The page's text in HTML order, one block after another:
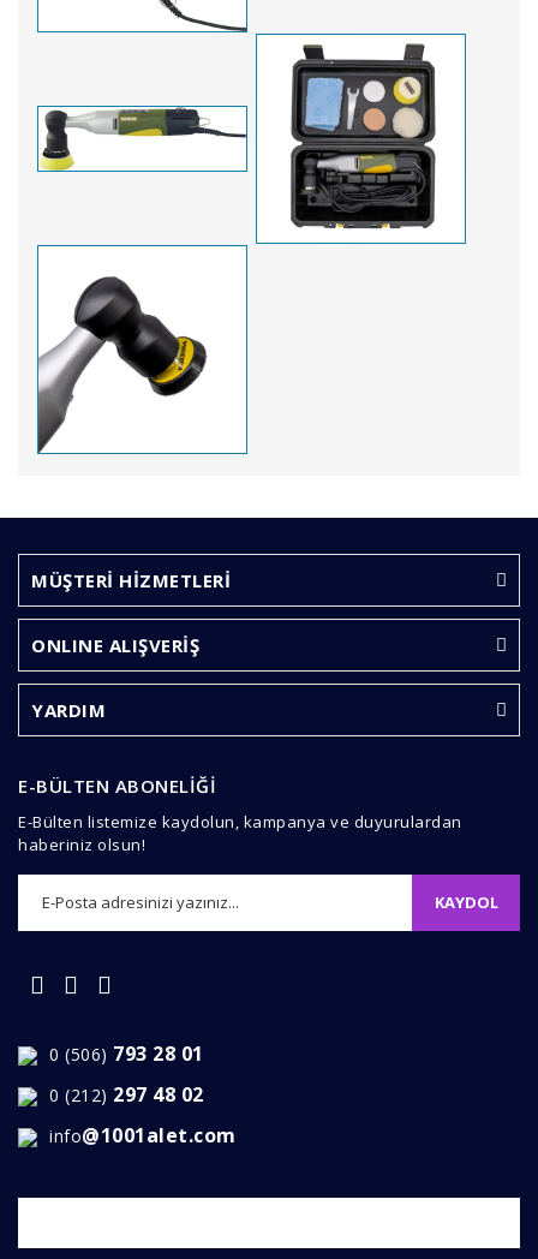
Yorum Yaz
formunu kullanarak tarafımıza iletebilirsiniz.
Görüş ve önerileriniz için teşekkür ederiz.
Ürün resmi kalitesiz, bozuk veya görüntülenemiyor.
Ürün açıklamasında eksik bilgiler bulunuyor.
Ürün fiyatı diğer sitelerden daha pahalı.
Gönder
MÜŞTERİ HİZMETLERİ
ONLINE ALIŞVERİŞ
YARDIM
E-BÜLTEN ABONELİĞİ
E-Bülten listemize kaydolun, kampanya ve duyurulardan
haberiniz olsun!
KAYDOL
0 (506) 793 28 01
0 (212) 297 48 02
info@1001alet.com